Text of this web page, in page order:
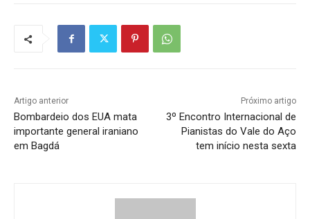
Artigo anterior
Bombardeio dos EUA mata
importante general iraniano
em Bagdá
Próximo artigo
3º Encontro Internacional de
Pianistas do Vale do Aço
tem início nesta sexta